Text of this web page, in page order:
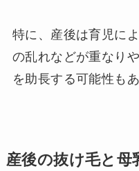
特に、産後は育児に
の乱れなどが重なり
を助長する可能性もあ
産後の抜け毛と母